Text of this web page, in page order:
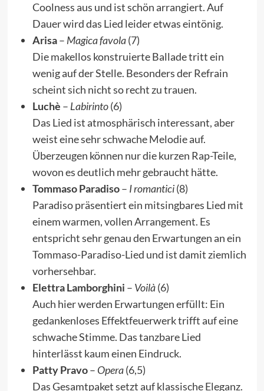
Coolness aus und ist schön arrangiert. Auf
Dauer wird das Lied leider etwas eintönig.
Arisa– Magica favola(7)
Die makellos konstruierte Ballade tritt ein
wenig auf der Stelle. Besonders der Refrain
scheint sich nicht so recht zu trauen.
Luchè – Labirinto(6)
Das Lied ist atmosphärisch interessant, aber
weist eine sehr schwache Melodie auf.
Überzeugen können nur die kurzen Rap-Teile,
wovon es deutlich mehr gebraucht hätte.
Tommaso Paradiso– I romantici(8)
Paradiso präsentiert ein mitsingbares Lied mit
einem warmen, vollen Arrangement. Es
entspricht sehr genau den Erwartungen an ein
Tommaso-Paradiso-Lied und ist damit ziemlich
vorhersehbar.
Elettra Lamborghini – Voilà(6)
Auch hier werden Erwartungen erfüllt: Ein
gedankenloses Effektfeuerwerk trifft auf eine
schwache Stimme. Das tanzbare Lied
hinterlässt kaum einen Eindruck.
Patty Pravo– Opera(6,5)
Das Gesamtpaket setzt auf klassische Eleganz.